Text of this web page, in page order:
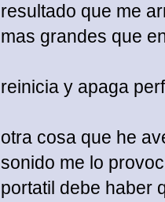
resultado que me
mas grandes que
reinicia y apaga
otra cosa que he
sonido me lo
portatil debe haber